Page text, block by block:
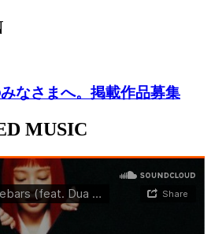
なさまへ。掲載作品募集
MUSIC